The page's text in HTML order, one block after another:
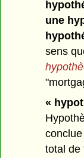
une
sens
«
total de